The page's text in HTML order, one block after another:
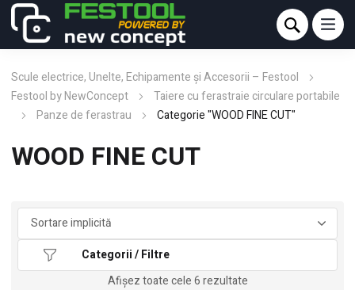
Scule electrice, Unelte, Echipamente și Accesorii – Festool
Festool by NewConcept
Taiere cu ferastraie circulare portabile
Panze de ferastrau
Categorie "WOOD FINE CUT"
WOOD FINE CUT
Afișez toate cele 6 rezultate
Categorii / Filtre